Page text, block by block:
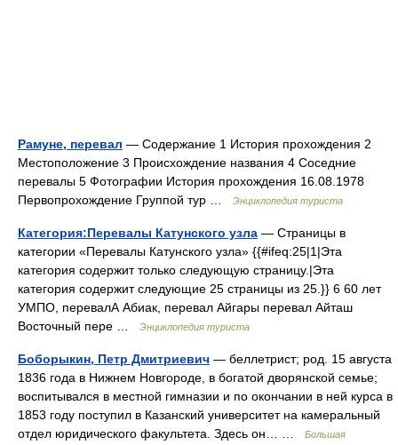
Рамуне, перевал — Содержание 1 История прохождения 2
Местоположение 3 Происхождение названия 4 Соседние
перевалы 5 Фотографии История прохождения 16.08.1978
Первопрохождение Группой тур …
Энциклопедия туриста
Категория:Перевалы Катунского узла — Страницы в
категории «Перевалы Катунского узла» {{#ifeq:25|1|Эта
категория содержит только следующую страницу.|Эта
категория содержит следующие 25 страницы из 25.}} 6 60 лет
УМПО, перевалА Абиак, перевал Айгары перевал Айташ
Восточный пере …
Энциклопедия туриста
Боборыкин, Петр Дмитриевич — беллетрист; род. 15 августа
1836 года в Нижнем Новгороде, в богатой дворянской семье;
воспитывался в местной гимназии и по окончании в ней курса в
1853 году поступил в Казанский университет на камеральный
отдел юридического факультета. Здесь он… …
Большая